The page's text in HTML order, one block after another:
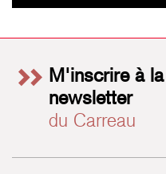
M'inscrire à la
newsletter
du Carreau